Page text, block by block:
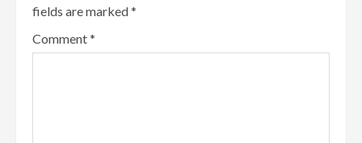
fields are marked*
Comment*